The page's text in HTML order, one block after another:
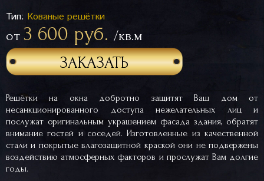
Тип: Кованые решётки
от 3 600 руб. /кв.м
ЗАКАЗАТЬ
Решётки на окна добротно защитят Ваш дом от
несанкционированного доступа нежелательных лиц и
послужат оригинальным украшением фасада здания, обратят
внимание гостей и соседей. Изготовленные из качественной
стали и покрытые влагозащитной краской они не подвержены
воздействию атмосферных факторов и прослужат Вам долгие
годы.